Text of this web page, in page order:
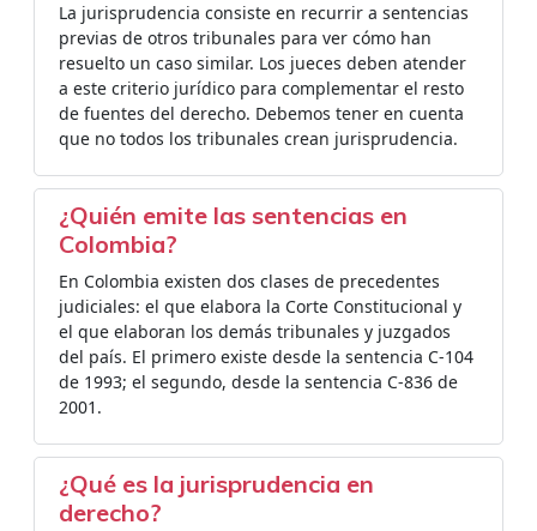
La jurisprudencia consiste en recurrir a sentencias
previas de otros tribunales para ver cómo han
resuelto un caso similar. Los jueces deben atender
a este criterio jurídico para complementar el resto
de fuentes del derecho. Debemos tener en cuenta
que no todos los tribunales crean jurisprudencia.
¿Quién emite las sentencias en
Colombia?
En Colombia existen dos clases de precedentes
judiciales: el que elabora la Corte Constitucional y
el que elaboran los demás tribunales y juzgados
del país. El primero existe desde la sentencia C-104
de 1993; el segundo, desde la sentencia C-836 de
2001.
¿Qué es la jurisprudencia en
derecho?